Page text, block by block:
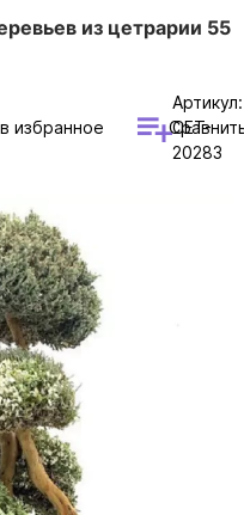
из цетрарии 55
избранное
Артикул:
CET-
20283